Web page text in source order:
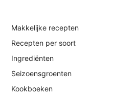
Makkelijke recepten
Recepten per soort
Ingrediënten
Seizoensgroenten
Kookboeken